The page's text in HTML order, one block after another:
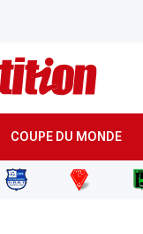
COUPE DU MONDE